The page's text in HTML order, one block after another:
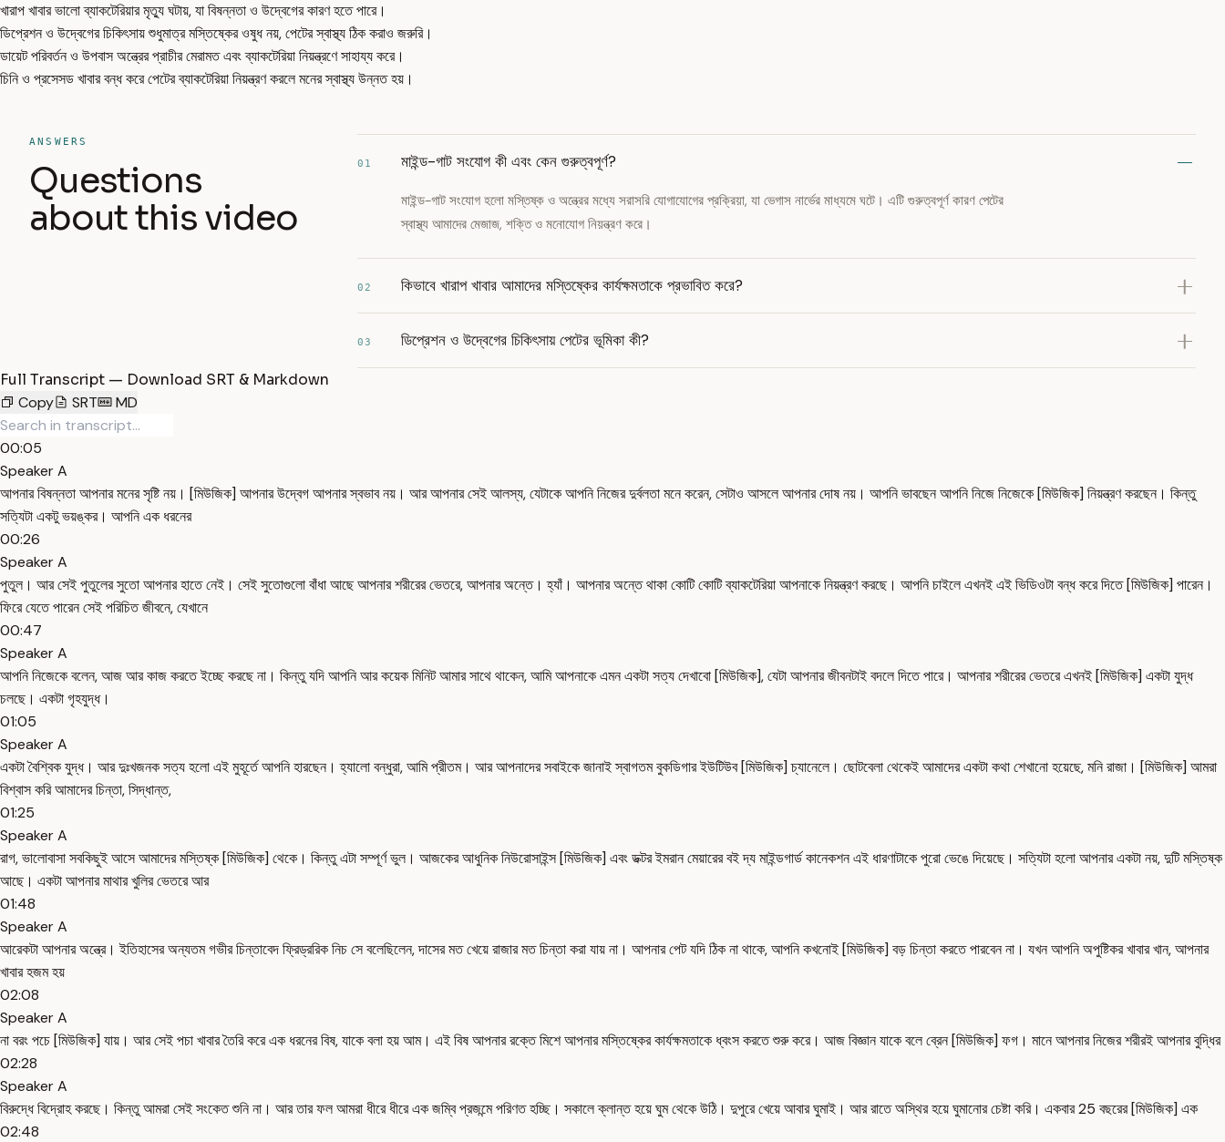
খারাপ খাবার ভালো ব্যাকটেরিয়ার মৃত্যু ঘটায়, যা বিষন্নতা ও উদ্বেগের কারণ হতে পারে।
ডিপ্রেশন ও উদ্বেগের চিকিৎসায় শুধুমাত্র মস্তিষ্কের ওষুধ নয়, পেটের স্বাস্থ্য ঠিক করাও জরুরি।
ডায়েট পরিবর্তন ও উপবাস অন্ত্রের প্রাচীর মেরামত এবং ব্যাকটেরিয়া নিয়ন্ত্রণে সাহায্য করে।
চিনি ও প্রসেসড খাবার বন্ধ করে পেটের ব্যাকটেরিয়া নিয়ন্ত্রণ করলে মনের স্বাস্থ্য উন্নত হয়।
ANSWERS
Questions
about this video
01 মাইন্ড-গাট সংযোগ কী এবং কেন গুরুত্বপূর্ণ?
মাইন্ড-গাট সংযোগ হলো মস্তিষ্ক ও অন্ত্রের মধ্যে সরাসরি যোগাযোগের প্রক্রিয়া, যা ভেগাস নার্ভের মাধ্যমে ঘটে। এটি গুরুত্বপূর্ণ কারণ পেটের
স্বাস্থ্য আমাদের মেজাজ, শক্তি ও মনোযোগ নিয়ন্ত্রণ করে।
02 কিভাবে খারাপ খাবার আমাদের মস্তিষ্কের কার্যক্ষমতাকে প্রভাবিত করে?
03 ডিপ্রেশন ও উদ্বেগের চিকিৎসায় পেটের ভূমিকা কী?
Full Transcript — Download SRT & Markdown
Copy
SRT MD
00:05
Speaker A
আপনার বিষন্নতা আপনার মনের সৃষ্টি নয়। [মিউজিক] আপনার উদ্বেগ আপনার স্বভাব নয়। আর আপনার সেই আলস্য, যেটাকে আপনি নিজের দুর্বলতা মনে করেন, সেটাও আসলে আপনার দোষ নয়। আপনি ভাবছেন আপনি নিজে নিজেকে [মিউজিক] নিয়ন্ত্রণ করছেন। কিন্তু
সত্যিটা একটু ভয়ঙ্কর। আপনি এক ধরনের
00:26
Speaker A
পুতুল। আর সেই পুতুলের সুতো আপনার হাতে নেই। সেই সুতোগুলো বাঁধা আছে আপনার শরীরের ভেতরে, আপনার অন্তে। হ্যাঁ। আপনার অন্তে থাকা কোটি কোটি ব্যাকটেরিয়া আপনাকে নিয়ন্ত্রণ করছে। আপনি চাইলে এখনই এই ভিডিওটা বন্ধ করে দিতে [মিউজিক] পারেন।
ফিরে যেতে পারেন সেই পরিচিত জীবনে, যেখানে
00:47
Speaker A
আপনি নিজেকে বলেন, আজ আর কাজ করতে ইচ্ছে করছে না। কিন্তু যদি আপনি আর কয়েক মিনিট আমার সাথে থাকেন, আমি আপনাকে এমন একটা সত্য দেখাবো [মিউজিক], যেটা আপনার জীবনটাই বদলে দিতে পারে। আপনার শরীরের ভেতরে এখনই [মিউজিক] একটা যুদ্ধ
চলছে। একটা গৃহযুদ্ধ।
01:05
Speaker A
একটা বৈশ্বিক যুদ্ধ। আর দুঃখজনক সত্য হলো এই মুহূর্তে আপনি হারছেন। হ্যালো বন্ধুরা, আমি প্রীতম। আর আপনাদের সবাইকে জানাই স্বাগতম বুকডিগার ইউটিউব [মিউজিক] চ্যানেলে। ছোটবেলা থেকেই আমাদের একটা কথা শেখানো হয়েছে, মনি রাজা। [মিউজিক] আমরা
বিশ্বাস করি আমাদের চিন্তা, সিদ্ধান্ত,
01:25
Speaker A
রাগ, ভালোবাসা সবকিছুই আসে আমাদের মস্তিষ্ক [মিউজিক] থেকে। কিন্তু এটা সম্পূর্ণ ভুল। আজকের আধুনিক নিউরোসাইন্স [মিউজিক] এবং ডক্টর ইমরান মেয়ারের বই দ্য মাইন্ডগার্ড কানেকশন এই ধারণাটাকে পুরো ভেঙে দিয়েছে। সত্যিটা হলো আপনার একটা নয়, দুটি মস্তিষ্ক
আছে। একটা আপনার মাথার খুলির ভেতরে আর
01:48
Speaker A
আরেকটা আপনার অন্ত্রে। ইতিহাসের অন্যতম গভীর চিন্তাবেদ ফ্রিড্ররিক নিচ সে বলেছিলেন, দাসের মত খেয়ে রাজার মত চিন্তা করা যায় না। আপনার পেট যদি ঠিক না থাকে, আপনি কখনোই [মিউজিক] বড় চিন্তা করতে পারবেন না। যখন আপনি অপুষ্টিকর খাবার খান, আপনার
খাবার হজম হয়
02:08
Speaker A
না বরং পচে [মিউজিক] যায়। আর সেই পচা খাবার তৈরি করে এক ধরনের বিষ, যাকে বলা হয় আম। এই বিষ আপনার রক্তে মিশে আপনার মস্তিষ্কের কার্যক্ষমতাকে ধ্বংস করতে শুরু করে। আজ বিজ্ঞান যাকে বলে ব্রেন [মিউজিক] ফগ। মানে আপনার নিজের শরীরই আপনার বুদ্ধির
02:28
Speaker A
বিরুদ্ধে বিদ্রোহ করছে। কিন্তু আমরা সেই সংকেত শুনি না। আর তার ফল আমরা ধীরে ধীরে এক জম্বি প্রজন্মে পরিণত হচ্ছি। সকালে ক্লান্ত হয়ে ঘুম থেকে উঠি। দুপুরে খেয়ে আবার ঘুমাই। আর রাতে অস্থির হয়ে ঘুমানোর চেষ্টা করি। একবার 25 বছরের [মিউজিক] এক
02:48